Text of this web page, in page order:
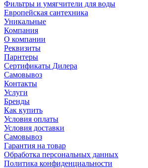
Фильтры и умягчители для воды
Европейская сантехника
Уникальные
Компания
О компании
Реквизиты
Парнтеры
Сертификаты Дилера
Самовывоз
Контакты
Услуги
Бренды
Как купить
Условия оплаты
Условия доставки
Самовывоз
Гарантия на товар
Обработка персональных данных
Политика конфиденциальности